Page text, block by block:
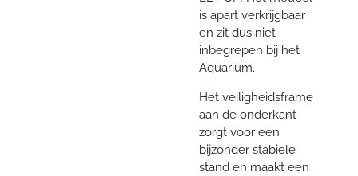
is apart verkrijgbaar
en zit dus niet
inbegrepen bij het
Aquarium.
Het veiligheidsframe
aan de onderkant
zorgt voor een
bijzonder stabiele
stand en maakt een